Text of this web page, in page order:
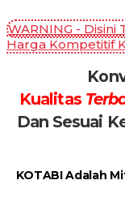
WARNING -
Harga Kompetitif
Kualitas
Dan Sesuai
KOTABI Adalah